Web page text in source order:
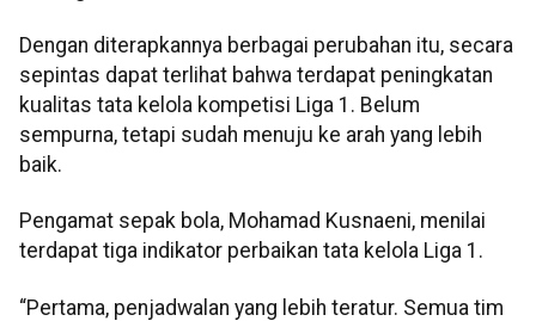
Dengan diterapkannya berbagai perubahan itu, secara
sepintas dapat terlihat bahwa terdapat peningkatan
kualitas tata kelola kompetisi Liga 1. Belum
sempurna, tetapi sudah menuju ke arah yang lebih
baik.
Pengamat sepak bola, Mohamad Kusnaeni, menilai
terdapat tiga indikator perbaikan tata kelola Liga 1.
“Pertama, penjadwalan yang lebih teratur. Semua tim